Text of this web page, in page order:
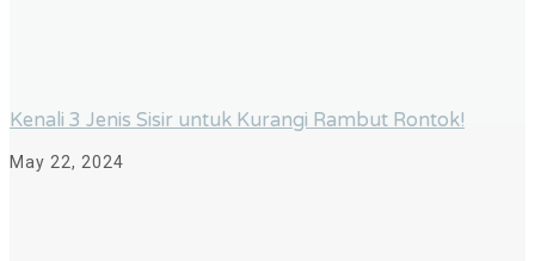
Kenali 3 Jenis Sisir untuk Kurangi Rambut Rontok!
May 22, 2024